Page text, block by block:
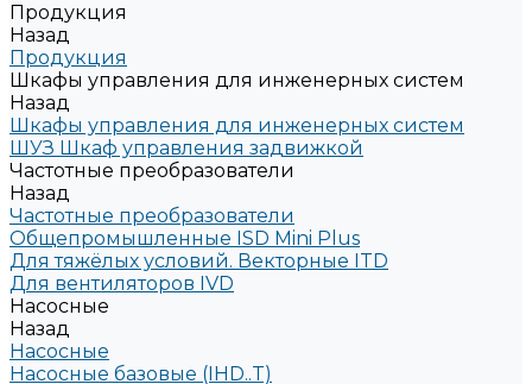
Продукция
Назад
Продукция
Шкафы управления для инженерных систем
Назад
Шкафы управления для инженерных систем
ШУЗ Шкаф управления задвижкой
Частотные преобразователи
Назад
Частотные преобразователи
Общепромышленные ISD Mini Plus
Для тяжёлых условий. Векторные ITD
Для вентиляторов IVD
Насосные
Назад
Насосные
Насосные базовые (IHD..T)